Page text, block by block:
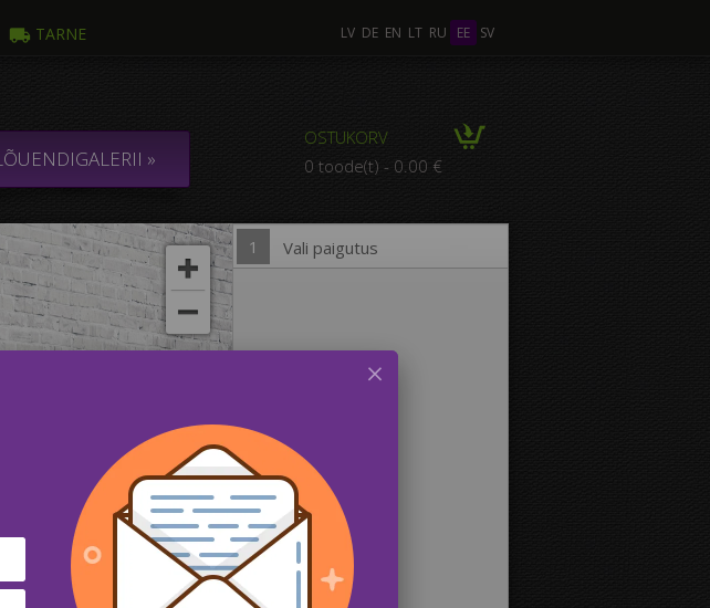
LV DE EN LT RU EE SV
TARNE
OSTUKORV
0 toode(t) - 0.00 €
»
1 Vali paigutus
KOLLAAŽ / KOMPOSITSIOON mitmest